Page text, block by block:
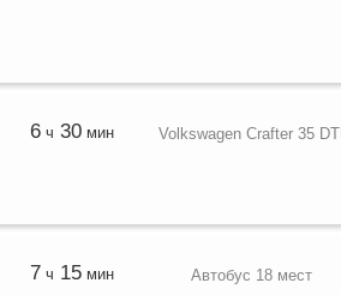
6ч 30мин Volkswagen Crafter 35 DTI
7 ч 15мин Автобус 18 мест